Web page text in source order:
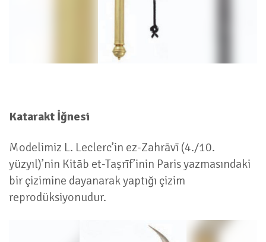
Katarakt İğnesi
Modelimiz L. Leclerc’in ez-Zahrāvī (4./10.
yüzyıl)’nin Kitāb et-Taṣrīf’inin Paris yazmasındaki
bir çizimine dayanarak yaptığı çizim
reprodüksiyonudur.